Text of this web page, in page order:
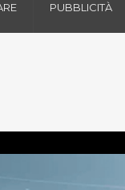
PUBBLICITÀ